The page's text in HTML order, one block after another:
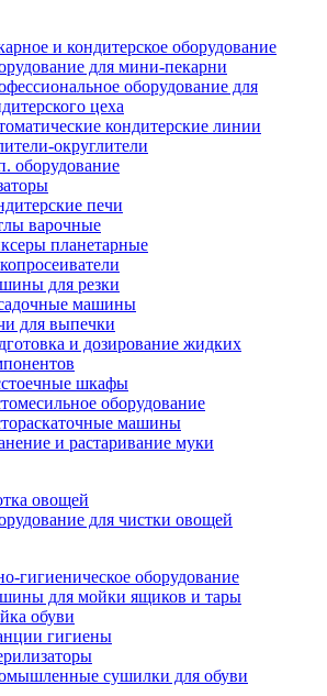
и кондитерское оборудование
для мини-пекарни
оборудование для
цеха
кондитерские линии
округлители
оборудование
печи
варочные
планетарные
для резки
машины
для выпечки
и дозирование жидких
шкафы
оборудование
машины
и растаривание муки
овощей
для чистки овощей
гигиеническое оборудование
для мойки ящиков и тары
обуви
гигиены
сушилки для обуви